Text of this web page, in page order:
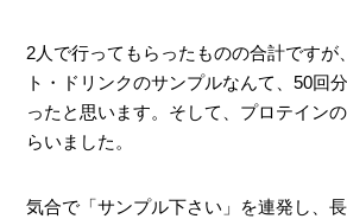
2人で行ってもらったものの合計ですが
ト・ドリンクのサンプルなんて、50回
ったと思います。そして、プロテイン
らいました。
気合で「サンプル下さい」を連発し、